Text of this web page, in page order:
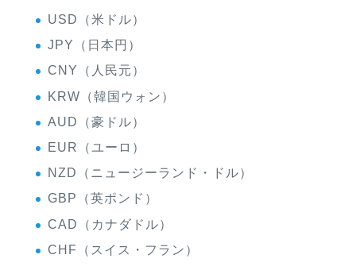
USD（米ドル）
JPY（日本円）
CNY（人民元）
KRW（韓国ウォン）
AUD（豪ドル）
EUR（ユーロ）
NZD（ニュージーランド・ドル）
GBP（英ポンド）
CAD（カナダドル）
CHF（スイス・フラン）